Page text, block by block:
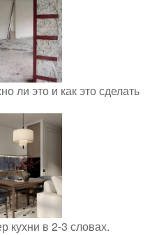
ли это и как это сделать
кухни в 2-3 словах.